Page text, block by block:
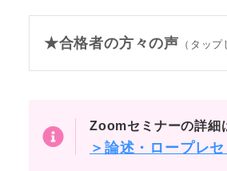
★合格者の方々の声 （タップ
Zoomセミナーの詳細
＞論述・ロープレ